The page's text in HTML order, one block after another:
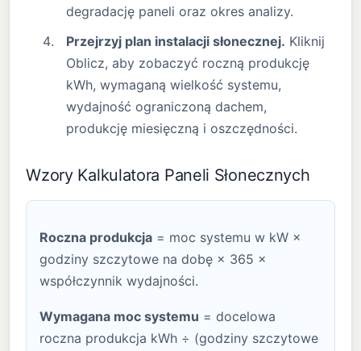
degradację paneli oraz okres analizy.
Przejrzyj plan instalacji słonecznej. Kliknij
Oblicz, aby zobaczyć roczną produkcję
kWh, wymaganą wielkość systemu,
wydajność ograniczoną dachem,
produkcję miesięczną i oszczędności.
Wzory Kalkulatora Paneli Słonecznych
Roczna produkcja = moc systemu w kW ×
godziny szczytowe na dobę × 365 ×
współczynnik wydajności.
Wymagana moc systemu = docelowa
roczna produkcja kWh ÷ (godziny szczytowe